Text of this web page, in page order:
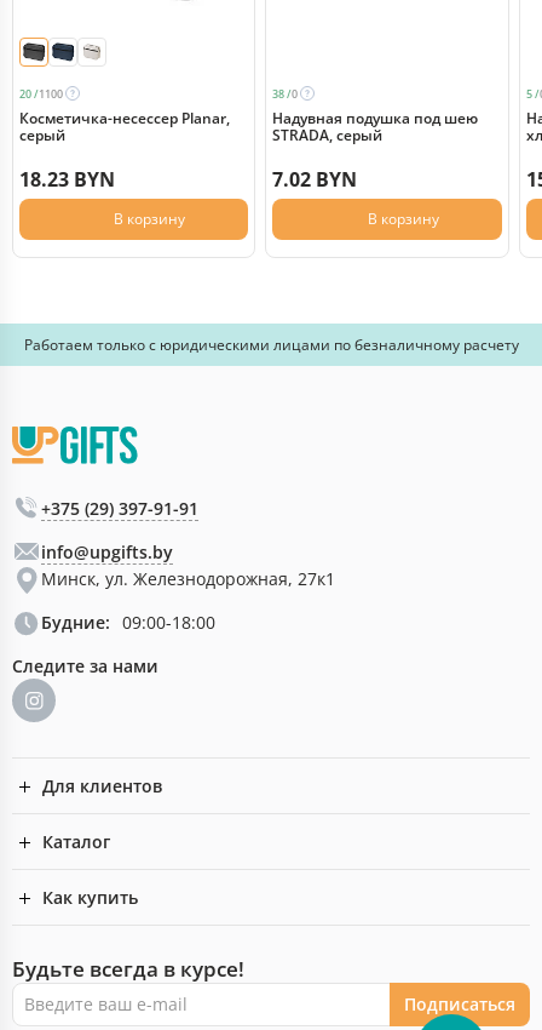
20 /1100
Косметичка-несессер Planar,
серый
18.23 BYN
В корзину
38 /0
Надувная подушка под шею
STRADA, серый
7.02 BYN
В корзину
5 /
Работаем только с юридическими лицами по безналичному расчету
+375 (29) 397-91-91
info@upgifts.by
Минск, ул. Железнодорожная, 27к1
Будние: 09:00-18:00
Следите за нами
Для клиентов
Каталог
Как купить
Будьте всегда в курсе!
Подписаться